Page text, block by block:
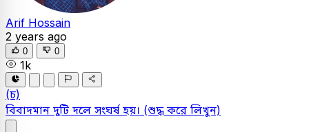
Arif Hossain
2 years ago
0 0
1k
(চ)
বিবাদমান দুটি দলে সংঘর্ষ হয়। (শুদ্ধ করে লিখুন)